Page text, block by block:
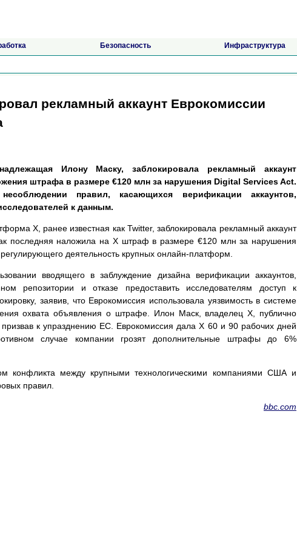
Безопасность Инфраструктура
рекламный аккаунт Еврокомиссии
Илону Маску, заблокировала рекламный аккаунт
штрафа в размере €120 млн за нарушения Digital Services Act.
правил, касающихся верификации аккаунтов,
к данным.
X, ранее известная как Twitter, заблокировала рекламный аккаунт
последняя наложила на X штраф в размере €120 млн за нарушения
деятельность крупных онлайн-платформ.
вводящего в заблуждение дизайна верификации аккаунтов,
репозитории и отказе предоставить исследователям доступ к
заявив, что Еврокомиссия использовала уязвимость в системе
охвата объявления о штрафе. Илон Маск, владелец X, публично
к упразднению ЕС. Еврокомиссия дала X 60 и 90 рабочих дней
случае компании грозят дополнительные штрафы до 6%
конфликта между крупными технологическими компаниями США и
правил.
bbc.com